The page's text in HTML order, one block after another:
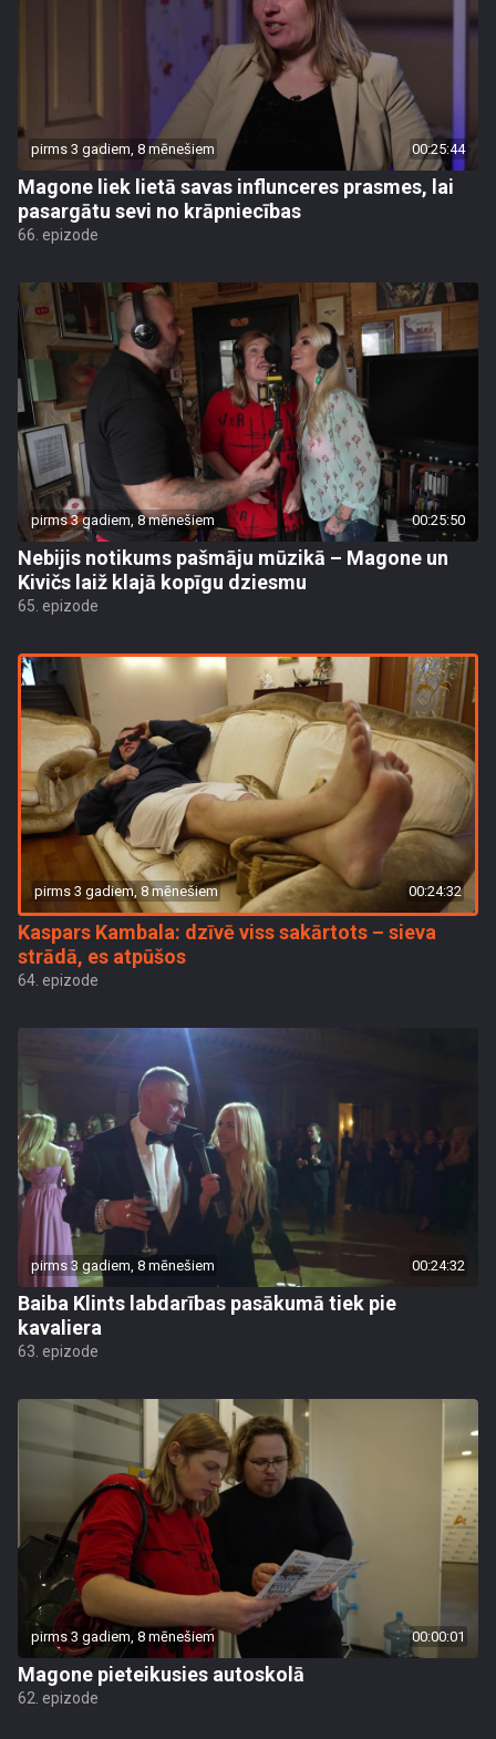
pirms 3 gadiem, 8 mēnešiem 00:25:44
Magone liek lietā savas influnceres prasmes, lai
pasargātu sevi no krāpniecības
66. epizode
pirms 3 gadiem, 8 mēnešiem 00:25:50
Nebijis notikums pašmāju mūzikā – Magone un
Kivičs laiž klajā kopīgu dziesmu
65. epizode
pirms 3 gadiem, 8 mēnešiem 00:24:32
Kaspars Kambala: dzīvē viss sakārtots – sieva
strādā, es atpūšos
64. epizode
pirms 3 gadiem, 8 mēnešiem 00:24:32
Baiba Klints labdarības pasākumā tiek pie
kavaliera
63. epizode
pirms 3 gadiem, 8 mēnešiem 00:00:01
Magone pieteikusies autoskolā
62. epizode